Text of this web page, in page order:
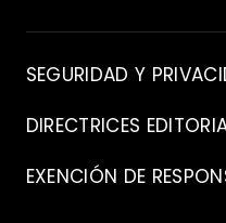
e
Contacto
SEGURIDAD Y
DIRECTRICES
EXENCIÓN DE